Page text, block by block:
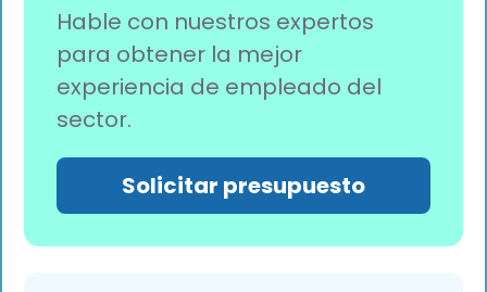
superar las dificultades profesionales tras
mudarse al extranjero.
Hable con nuestros expertos
para obtener la mejor
experiencia de empleado del
sector.
Solicitar presupuesto